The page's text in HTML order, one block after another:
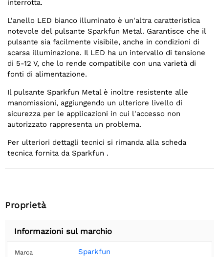
interrotta.
L'anello LED bianco illuminato è un'altra caratteristica
notevole del pulsante Sparkfun Metal. Garantisce che il
pulsante sia facilmente visibile, anche in condizioni di
scarsa illuminazione. Il LED ha un intervallo di tensione
di 5-12 V, che lo rende compatibile con una varietà di
fonti di alimentazione.
Il pulsante Sparkfun Metal è inoltre resistente alle
manomissioni, aggiungendo un ulteriore livello di
sicurezza per le applicazioni in cui l'accesso non
autorizzato rappresenta un problema.
Per ulteriori dettagli tecnici si rimanda alla scheda
tecnica fornita da Sparkfun .
Proprietà
Informazioni sul marchio
Marca Sparkfun